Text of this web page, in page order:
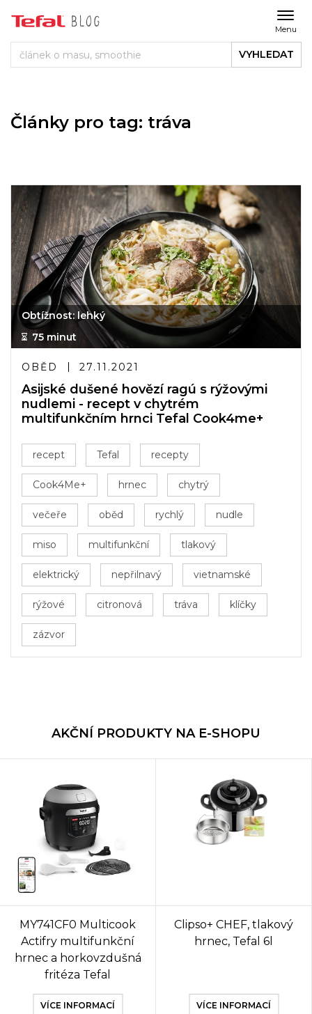
Menu
VYHLEDAT
Články pro tag: tráva
Obtížnost: lehký
75 minut
OBĚD 27.11.2021
Asijské dušené hovězí ragú s rýžovými
nudlemi - recept v chytrém
multifunkčním hrnci Tefal Cook4me+
recept Tefal recepty
Cook4Me+ hrnec chytrý
večeře oběd rychlý nudle
miso multifunkční tlakový
elektrický nepřilnavý vietnamské
rýžové citronová tráva klíčky
zázvor
AKČNÍ PRODUKTY NA E-SHOPU
MY741CF0 Multicook
Actifry multifunkční
hrnec a horkovzdušná
fritéza Tefal
VÍCE INFORMACÍ
Clipso+ CHEF, tlakový
hrnec, Tefal 6l
VÍCE INFORMACÍ